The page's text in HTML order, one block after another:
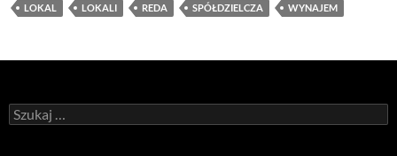
LOKAL
LOKALI REDA SPÓŁDZIELCZA WYNAJEM
Szukaj: